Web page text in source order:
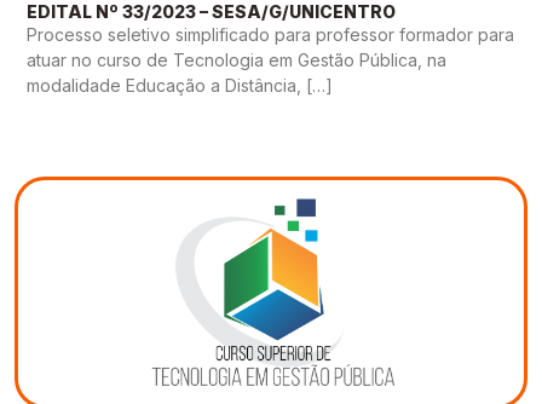
EDITAL Nº 33/2023 – SESA/G/UNICENTRO
Processo seletivo simplificado para professor formador para
atuar no curso de Tecnologia em Gestão Pública, na
modalidade Educação a Distância, […]